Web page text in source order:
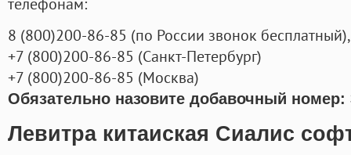
8 (800)200-86-85 (по России звонок бесплатный),
+7 (800)200-86-85 (Санкт-Петербург)
+7 (800)200-86-85 (Москва)
Обязательно назовите добавочный номер:
Левитра китаиская Сиалис